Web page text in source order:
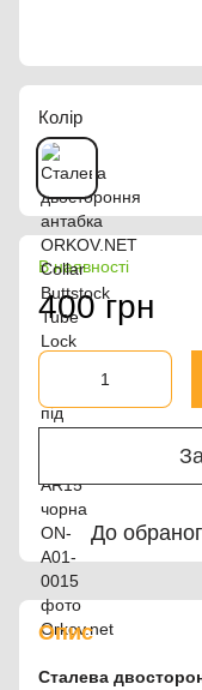
Колір
В наявності
400 грн
До
Опис
Сталева